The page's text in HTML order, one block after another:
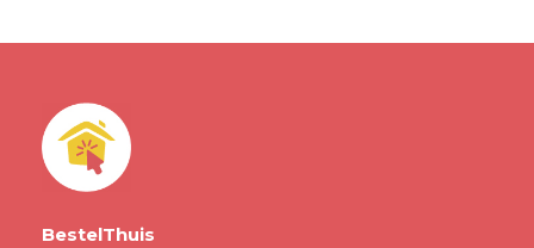
BestelThuis